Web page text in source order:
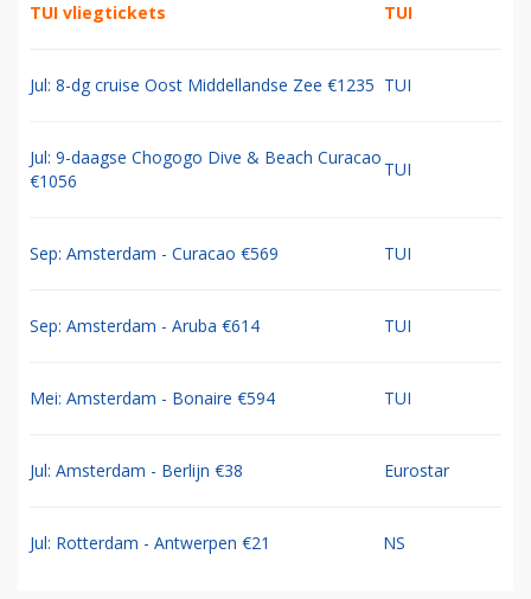
TUI vliegtickets TUI
Jul: 8-dg cruise Oost Middellandse Zee €1235 TUI
Jul: 9-daagse Chogogo Dive & Beach Curacao
€1056
TUI
Sep: Amsterdam - Curacao €569 TUI
Sep: Amsterdam - Aruba €614 TUI
Mei: Amsterdam - Bonaire €594 TUI
Jul: Amsterdam - Berlijn €38 Eurostar
Jul: Rotterdam - Antwerpen €21 NS